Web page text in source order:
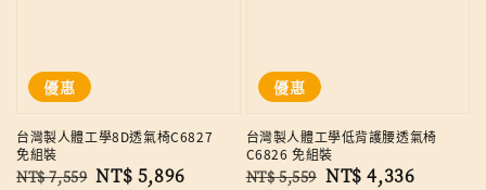
優惠
台灣製人體工學8D透氣椅C6827
免組裝
Regular
NT$ 7,559 Sale
NT$ 5,896
優惠
台灣製人體工學低背護腰透氣椅
C6826 免組裝
Regular
NT$ 5,559 Sale
NT$ 4,336